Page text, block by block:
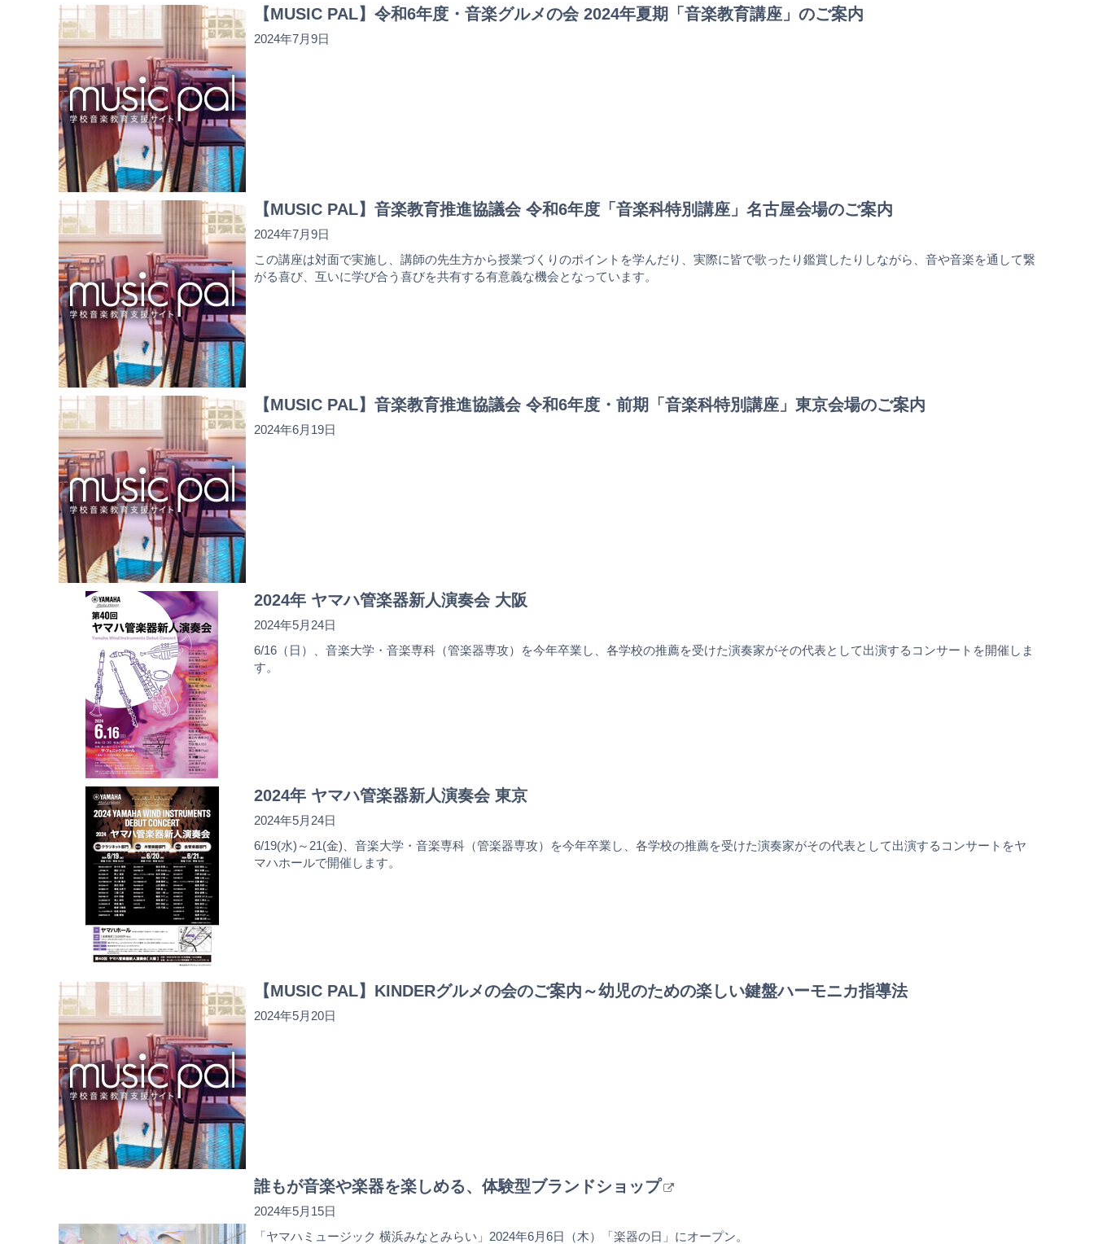
【MUSIC PAL】令和6年度・音楽グルメの会 2024年夏期「音楽教育講座」のご案内
2024年7月9日
【MUSIC PAL】音楽教育推進協議会 令和6年度「音楽科特別講座」名古屋会場のご案内
2024年7月9日
この講座は対面で実施し、講師の先生方から授業づくりのポイントを学んだり、実際に皆で歌ったり鑑賞したりしながら、音や音楽を通して繋
がる喜び、互いに学び合う喜びを共有する有意義な機会となっています。
【MUSIC PAL】音楽教育推進協議会 令和6年度・前期「音楽科特別講座」東京会場のご案内
2024年6月19日
2024年 ヤマハ管楽器新人演奏会 大阪
2024年5月24日
6/16（日）、音楽大学・音楽専科（管楽器専攻）を今年卒業し、各学校の推薦を受けた演奏家がその代表として出演するコンサートを開催しま
す。
2024年 ヤマハ管楽器新人演奏会 東京
2024年5月24日
6/19(水)～21(金)、音楽大学・音楽専科（管楽器専攻）を今年卒業し、各学校の推薦を受けた演奏家がその代表として出演するコンサートをヤ
マハホールで開催します。
【MUSIC PAL】KINDERグルメの会のご案内～幼児のための楽しい鍵盤ハーモニカ指導法
2024年5月20日
誰もが音楽や楽器を楽しめる、体験型ブランドショップ
2024年5月15日
「ヤマハミュージック 横浜みなとみらい」2024年6月6日（木）「楽器の日」にオープン。